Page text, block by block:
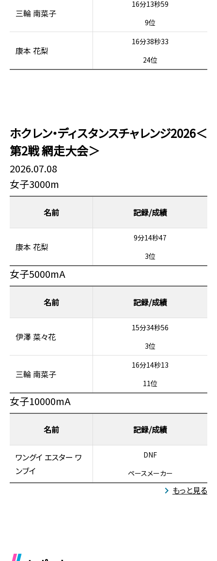
三輪 南菜子
16分13秒59
9位
康本 花梨
16分38秒33
24位
ホクレン・ディスタンスチャレンジ2026＜
第2戦 網走大会＞
2026.07.08
女子3000m
名前
康本 花梨
9分14秒47
3位
女子5000mA
名前
伊澤 菜々花
15分34秒56
3位
三輪 南菜子
16分14秒13
11位
女子10000mA
名前
ワングイ エスター ワ
ンブイ
DNF
ペースメーカー
もっと見る